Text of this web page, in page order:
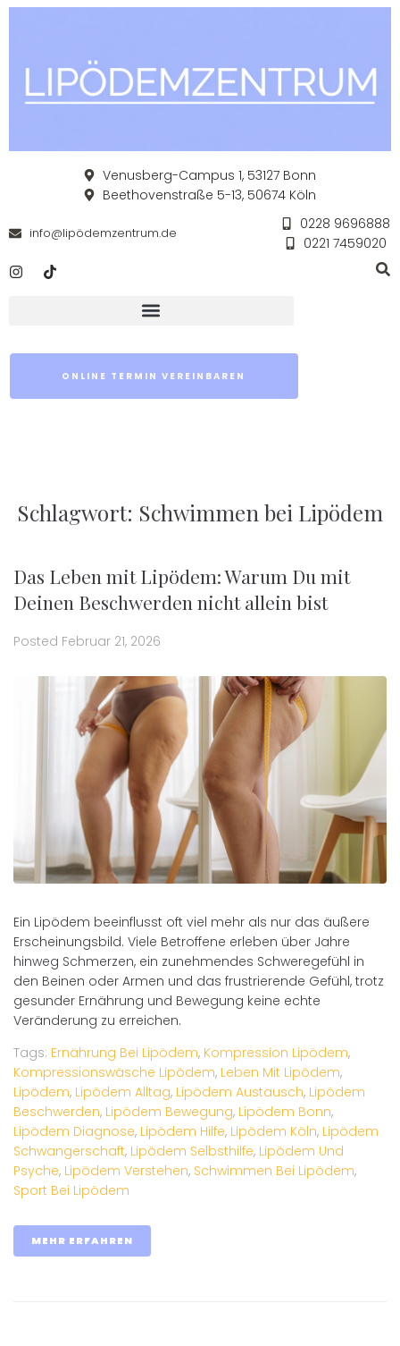
Venusberg-Campus 1, 53127 Bonn
Beethovenstraße 5-13, 50674 Köln
info@lipödemzentrum.de
0228 9696888
0221 7459020
ONLINE TERMIN VEREINBAREN
Schlagwort: Schwimmen bei Lipödem
Das Leben mit Lipödem: Warum Du mit
Deinen Beschwerden nicht allein bist
Posted Februar 21, 2026
Ein Lipödem beeinflusst oft viel mehr als nur das äußere
Erscheinungsbild. Viele Betroffene erleben über Jahre
hinweg Schmerzen, ein zunehmendes Schweregefühl in
den Beinen oder Armen und das frustrierende Gefühl, trotz
gesunder Ernährung und Bewegung keine echte
Veränderung zu erreichen.
Tags: Ernährung Bei Lipödem, Kompression Lipödem,
Kompressionswäsche Lipödem, Leben Mit Lipödem,
Lipödem, Lipödem Alltag, Lipödem Austausch, Lipödem
Beschwerden, Lipödem Bewegung, Lipödem Bonn,
Lipödem Diagnose, Lipödem Hilfe, Lipödem Köln, Lipödem
Schwangerschaft, Lipödem Selbsthilfe, Lipödem Und
Psyche, Lipödem Verstehen, Schwimmen Bei Lipödem,
Sport Bei Lipödem
MEHR ERFAHREN